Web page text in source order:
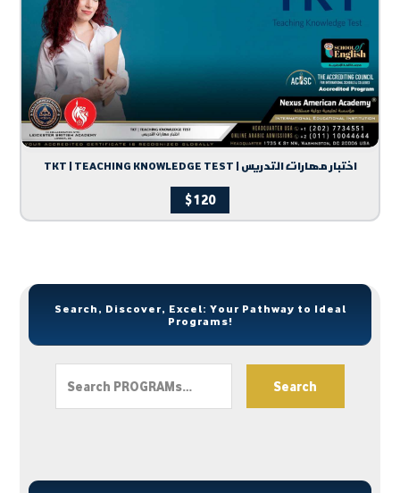
TKT | TEACHING KNOWLEDGE TEST | اختبار مهارات التدريس
$120
Search, Discover, Excel: Your Pathway to Ideal
Programs!
Search